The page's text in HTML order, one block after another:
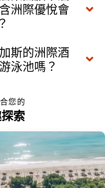
洲際優悅會
斯的洲際酒
泳池嗎？
您的
索